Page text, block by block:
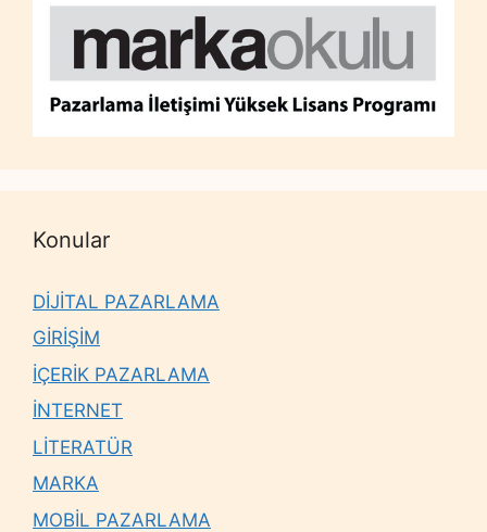
Konular
DİJİTAL PAZARLAMA
GİRİŞİM
İÇERİK PAZARLAMA
İNTERNET
LİTERATÜR
MARKA
MOBİL PAZARLAMA